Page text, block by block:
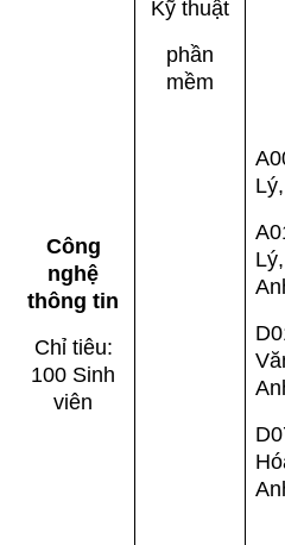
Công
nghệ
thông tin
Chỉ tiêu:
100 Sinh
viên
Kỹ thuật
phần
mềm